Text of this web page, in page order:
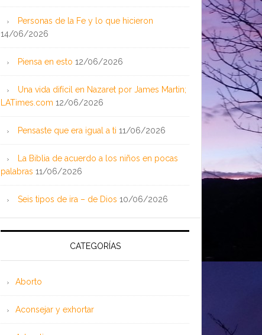
Personas de la Fe y lo que hicieron
14/06/2026
Piensa en esto 12/06/2026
Una vida difícil en Nazaret por James Martin;
LATimes.com 12/06/2026
Pensaste que era igual a ti 11/06/2026
La Biblia de acuerdo a los niños en pocas
palabras 11/06/2026
Seis tipos de ira – de Dios 10/06/2026
CATEGORÍAS
Aborto
Aconsejar y exhortar